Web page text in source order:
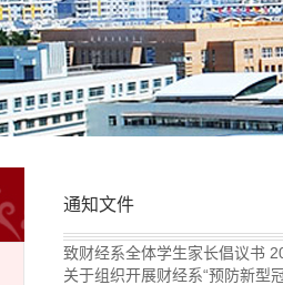
通知文件
致财经系全体学生家长倡议书
关于组织开展财经系“预防新型